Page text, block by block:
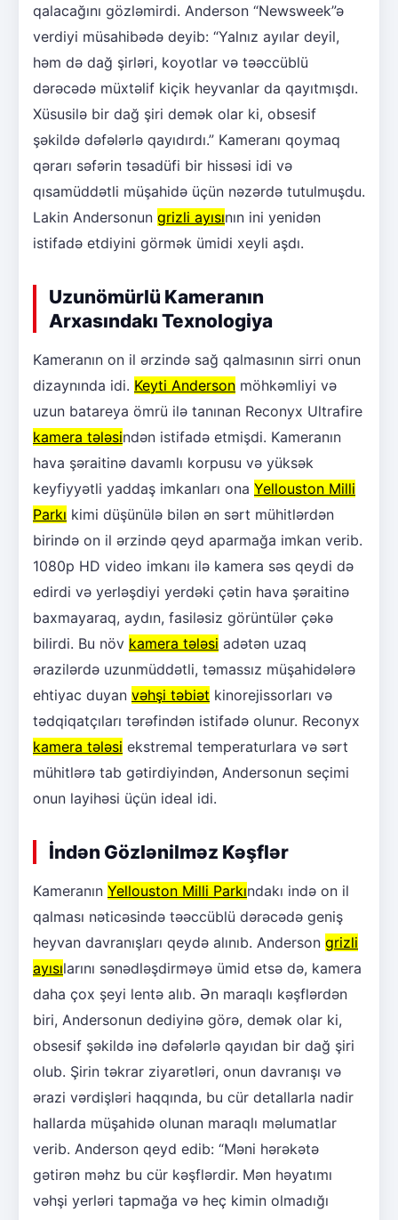
qalacağını gözləmirdi. Anderson “Newsweek”ə
verdiyi müsahibədə deyib: “Yalnız ayılar deyil,
həm də dağ şirləri, koyotlar və təəccüblü
dərəcədə müxtəlif kiçik heyvanlar da qayıtmışdı.
Xüsusilə bir dağ şiri demək olar ki, obsesif
şəkildə dəfələrlə qayıdırdı.” Kameranı qoymaq
qərarı səfərin təsadüfi bir hissəsi idi və
qısamüddətli müşahidə üçün nəzərdə tutulmuşdu.
Lakin Andersonun grizli ayısının ini yenidən
istifadə etdiyini görmək ümidi xeyli aşdı.
Uzunömürlü Kameranın
Arxasındakı Texnologiya
Kameranın on il ərzində sağ qalmasının sirri onun
dizaynında idi. Keyti Anderson möhkəmliyi və
uzun batareya ömrü ilə tanınan Reconyx Ultrafire
kamera tələsindən istifadə etmişdi. Kameranın
hava şəraitinə davamlı korpusu və yüksək
keyfiyyətli yaddaş imkanları ona Yellouston Milli
Parkı kimi düşünülə bilən ən sərt mühitlərdən
birində on il ərzində qeyd aparmağa imkan verib.
1080p HD video imkanı ilə kamera səs qeydi də
edirdi və yerləşdiyi yerdəki çətin hava şəraitinə
baxmayaraq, aydın, fasiləsiz görüntülər çəkə
bilirdi. Bu növ kamera tələsi adətən uzaq
ərazilərdə uzunmüddətli, təmassız müşahidələrə
ehtiyac duyan vəhşi təbiət kinorejissorları və
tədqiqatçıları tərəfindən istifadə olunur. Reconyx
kamera tələsi ekstremal temperaturlara və sərt
mühitlərə tab gətirdiyindən, Andersonun seçimi
onun layihəsi üçün ideal idi.
İndən Gözlənilməz Kəşflər
Kameranın Yellouston Milli Parkındakı ində on il
qalması nəticəsində təəccüblü dərəcədə geniş
heyvan davranışları qeydə alınıb. Anderson grizli
ayısılarını sənədləşdirməyə ümid etsə də, kamera
daha çox şeyi lentə alıb. Ən maraqlı kəşflərdən
biri, Andersonun dediyinə görə, demək olar ki,
obsesif şəkildə inə dəfələrlə qayıdan bir dağ şiri
olub. Şirin təkrar ziyarətləri, onun davranışı və
ərazi vərdişləri haqqında, bu cür detallarla nadir
hallarda müşahidə olunan maraqlı məlumatlar
verib. Anderson qeyd edib: “Məni hərəkətə
gətirən məhz bu cür kəşflərdir. Mən həyatımı
vəhşi yerləri tapmağa və heç kimin olmadığı